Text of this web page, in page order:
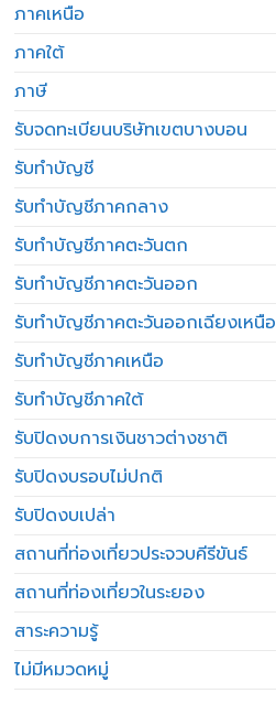
ภาคเหนือ
ภาคใต้
ภาษี
รับจดทะเบียนบริษัทเขตบางบอน
รับทำบัญชี
รับทำบัญชีภาคกลาง
รับทำบัญชีภาคตะวันตก
รับทำบัญชีภาคตะวันออก
รับทำบัญชีภาคตะวันออกเฉียงเหนือ
รับทำบัญชีภาคเหนือ
รับทำบัญชีภาคใต้
รับปิดงบการเงินชาวต่างชาติ
รับปิดงบรอบไม่ปกติ
รับปิดงบเปล่า
สถานที่ท่องเที่ยวประจวบคีรีขันธ์
สถานที่ท่องเที่ยวในระยอง
สาระความรู้
ไม่มีหมวดหมู่